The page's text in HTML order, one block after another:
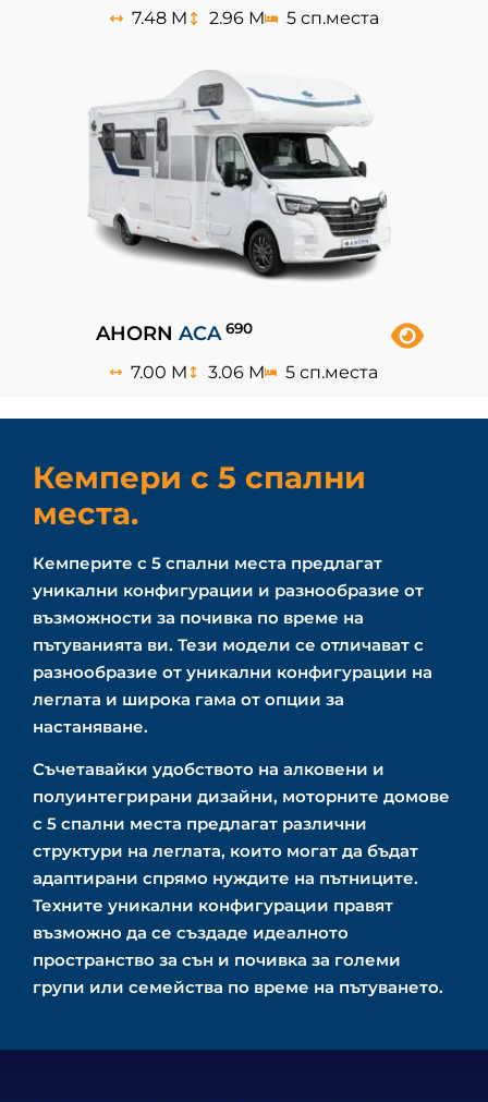
7.48 M 2.96 M 5 сп.места
AHORN ACA 690
7.00 M 3.06 M 5 сп.места
Кемпери с 5 спални
места.
Кемперите с 5 спални места предлагат
уникални конфигурации и разнообразие от
възможности за почивка по време на
пътуванията ви. Тези модели се отличават с
разнообразие от уникални конфигурации на
леглата и широка гама от опции за
настаняване.
Съчетавайки удобството на алковени и
полуинтегрирани дизайни, моторните домове
с 5 спални места предлагат различни
структури на леглата, които могат да бъдат
адаптирани спрямо нуждите на пътниците.
Техните уникални конфигурации правят
възможно да се създаде идеалното
пространство за сън и почивка за големи
групи или семейства по време на пътуването.